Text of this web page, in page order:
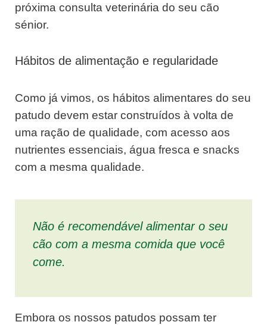
próxima consulta veterinária do seu cão
sénior.
Hábitos de alimentação e regularidade
Como já vimos, os hábitos alimentares do seu
patudo devem estar construídos à volta de
uma ração de qualidade, com acesso aos
nutrientes essenciais, água fresca e snacks
com a mesma qualidade.
Não é recomendável alimentar o seu
cão com a mesma comida que você
come.
Embora os nossos patudos possam ter